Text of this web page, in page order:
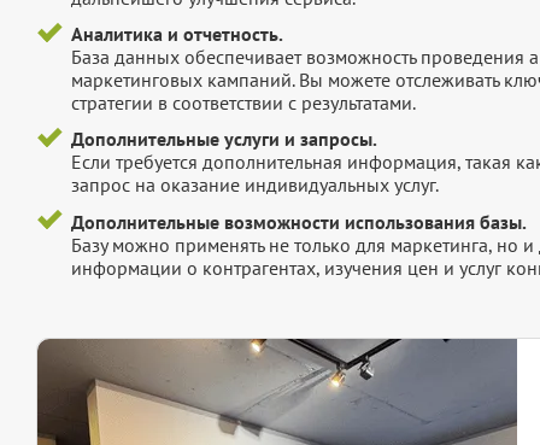
Аналитика и отчетность.
База данных обеспечивает возможность проведения
маркетинговых кампаний. Вы можете отслеживать
стратегии в соответствии с результатами.
Дополнительные услуги и запросы.
Если требуется дополнительная информация, такая
запрос на оказание индивидуальных услуг.
Дополнительные возможности использования базы.
Базу можно применять не только для маркетинга, но
информации о контрагентах, изучения цен и услуг